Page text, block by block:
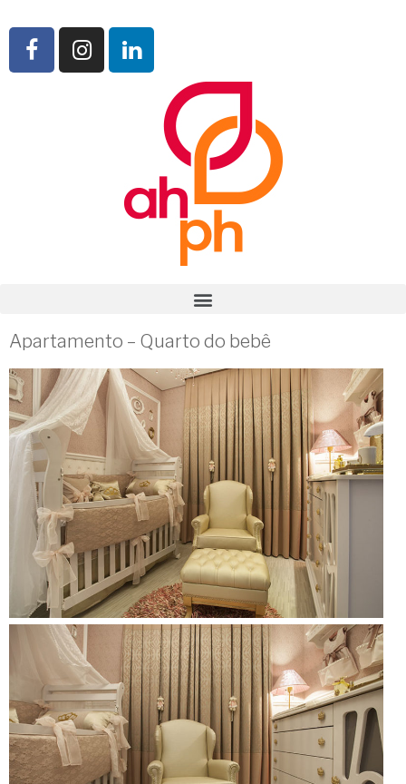
Apartamento – Quarto do bebê